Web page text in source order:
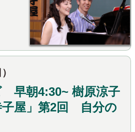
早朝4:30~ 樹原涼子
子屋」第2回 自分の